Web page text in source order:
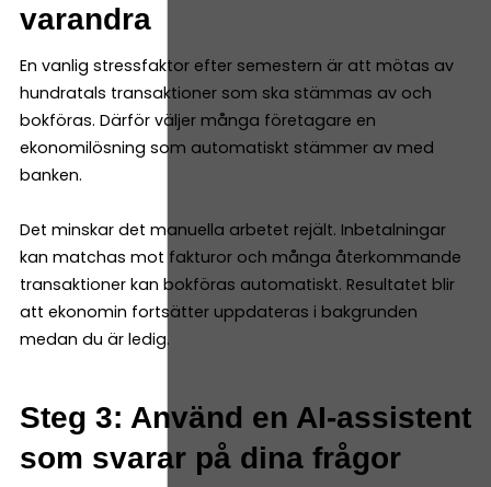
varandra
En vanlig stressfaktor efter semestern är att mötas av
hundratals transaktioner som ska stämmas av och
bokföras. Därför väljer många företagare en
ekonomilösning som automatiskt stämmer av med
banken.
Det minskar det manuella arbetet rejält. Inbetalningar
kan matchas mot fakturor och många återkommande
transaktioner kan bokföras automatiskt. Resultatet blir
att ekonomin fortsätter uppdateras i bakgrunden
medan du är ledig.
Steg 3: Använd en AI-assistent
som svarar på dina frågor